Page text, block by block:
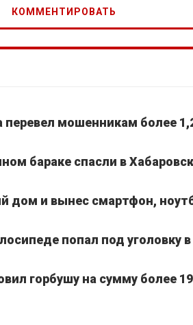
перевел мошенникам более
бараке спасли в
дом и вынес смартфон,
попал под уголовку
горбушу на сумму более